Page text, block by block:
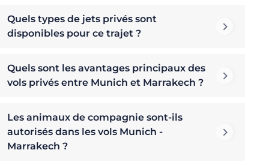
Quels types de jets privés sont
disponibles pour ce trajet ?
Quels sont les avantages principaux des
vols privés entre Munich et Marrakech ?
Les animaux de compagnie sont-ils
autorisés dans les vols Munich -
Marrakech ?